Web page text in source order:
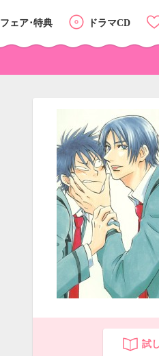
フェア･特典 ドラマCD
試